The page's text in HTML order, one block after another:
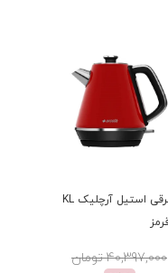
کتری برقی استیل آرچلیک KL
40,397,000 تومان